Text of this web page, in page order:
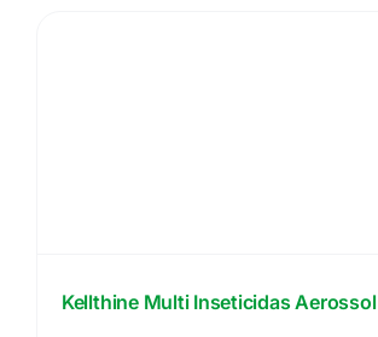
Kellthine Multi Inseticidas Aerossol